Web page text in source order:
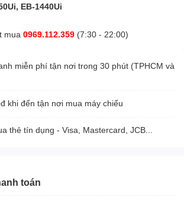
EB-1440Ui
mua 0969.112.359 (7:30 - 22:00)
miễn phí tận nơi trong 30 phút (TPHCM và
khi đến tận nơi mua máy chiếu
thẻ tín dụng - Visa, Mastercard, JCB...
toán